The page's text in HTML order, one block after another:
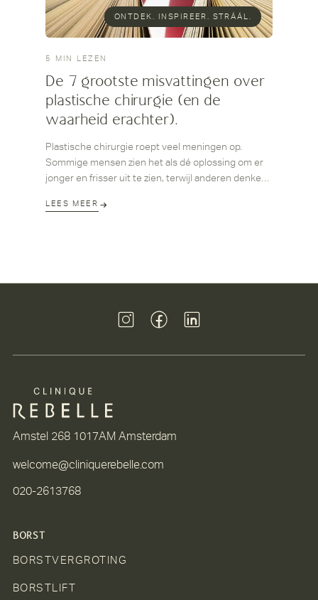
ONTDEK. INSPIREER. STRÁÁL.
5 MIN LEZEN
De 7 grootste misvattingen over
plastische chirurgie (en de
waarheid erachter).
Plastische chirurgie roept veel meningen op.
Sommige mensen zien het als dé oplossing om er
jonger en frisser uit te zien, terwijl anderen denken
Er zijn veel misverstanden over plastische
plastische chirurgie en onthullen we de waarheid
LEES MEER
Amstel 268 1017AM Amsterdam
welcome@cliniquerebelle.com
020-2613768
BORST
BORSTVERGROTING
BORSTLIFT